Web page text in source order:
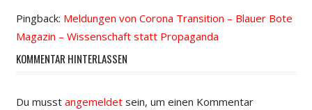
Pingback: Meldungen von Corona Transition – Blauer Bote
Magazin – Wissenschaft statt Propaganda
KOMMENTAR HINTERLASSEN
Du musst angemeldetsein, um einen Kommentar